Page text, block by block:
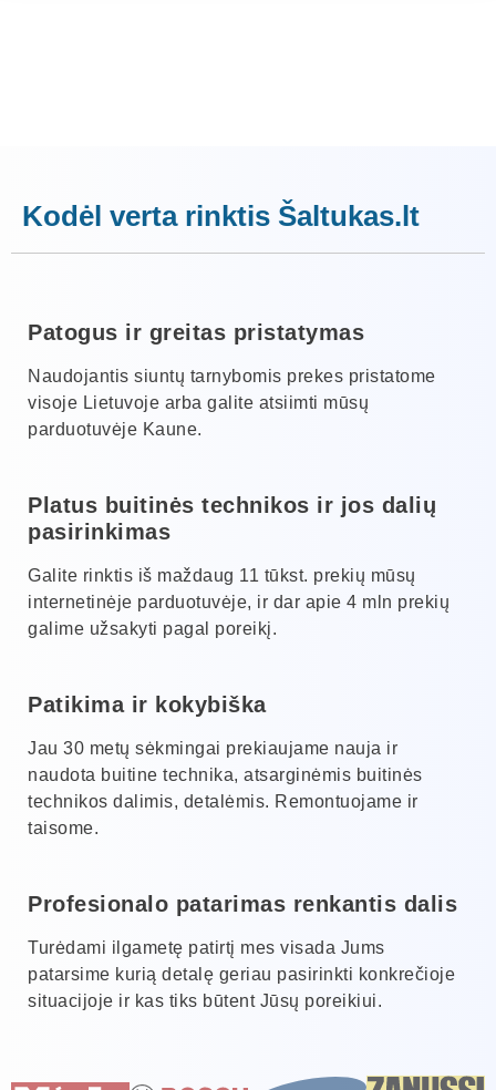
Kodėl verta rinktis Šaltukas.lt
Patogus ir greitas pristatymas
Naudojantis siuntų tarnybomis prekes pristatome
visoje Lietuvoje arba galite atsiimti mūsų
parduotuvėje Kaune.
Platus buitinės technikos ir jos dalių
pasirinkimas
Galite rinktis iš maždaug 11 tūkst. prekių mūsų
internetinėje parduotuvėje, ir dar apie 4 mln prekių
galime užsakyti pagal poreikį.
Patikima ir kokybiška
Jau 30 metų sėkmingai prekiaujame nauja ir
naudota buitine technika, atsarginėmis buitinės
technikos dalimis, detalėmis. Remontuojame ir
taisome.
Profesionalo patarimas renkantis dalis
Turėdami ilgametę patirtį mes visada Jums
patarsime kurią detalę geriau pasirinkti konkrečioje
situacijoje ir kas tiks būtent Jūsų poreikiui.